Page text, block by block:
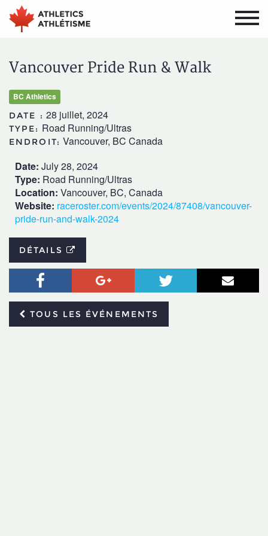
Aller
au
menu
Aller
au
contenu
Vancouver Pride Run & Walk
BC Athletics
DATE : 28 juillet, 2024
TYPE: Road Running/Ultras
ENDROIT: Vancouver, BC Canada
Date: July 28, 2024
Type: Road Running/Ultras
Location: Vancouver, BC, Canada
Website: raceroster.com/events/2024/87408/vancouver-
pride-run-and-walk-2024
DÉTAILS
Facebook Google+ Twitter
TOUS LES ÉVÉNEMENTS